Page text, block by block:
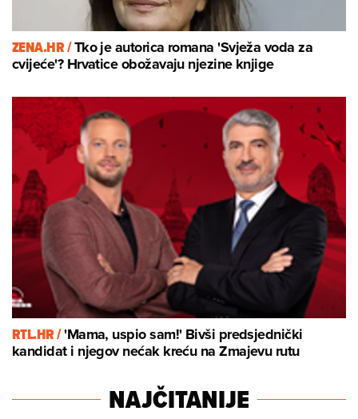
ZENA.HR /Tko je autorica romana 'Svježa voda za
cvijeće'? Hrvatice obožavaju njezine knjige
RTL.HR /'Mama, uspio sam!' Bivši predsjednički
kandidat i njegov nećak kreću na Zmajevu rutu
NAJČITANIJE